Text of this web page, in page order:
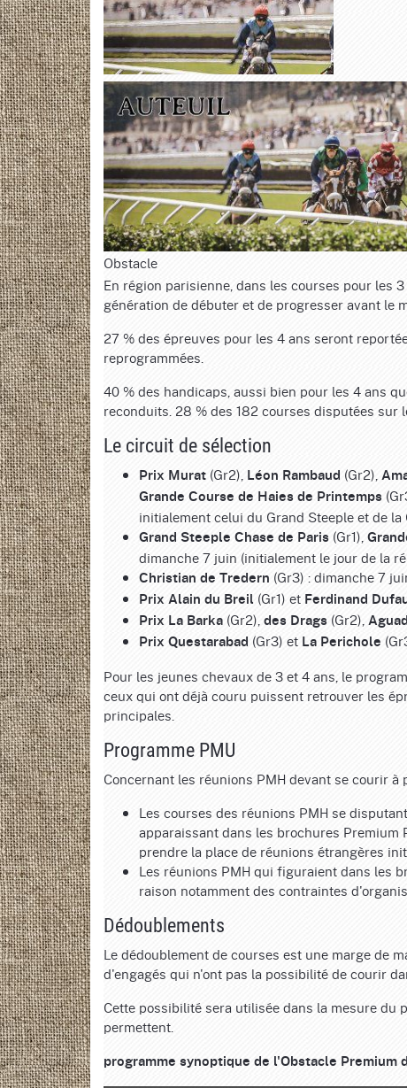
Obstacle
En région parisienne, dans les courses pour les
génération de débuter et de progresser avant le
27 % des épreuves pour les 4 ans seront
reprogrammées.
40 % des handicaps, aussi bien pour les 4 ans
reconduits. 28 % des 182 courses disputées
Le circuit de sélection
Prix Murat (Gr2), Léon Rambaud (Gr2),
Grande Course de Haies de Printemps
initialement celui du Grand Steeple et de la
Grand Steeple Chase de Paris (Gr1),
dimanche 7 juin (initialement le jour de la
Christian de Tredern (Gr3) : dimanche 7
Prix Alain du Breil (Gr1) et Ferdinand
Prix La Barka (Gr2), des Drags (Gr2),
Prix Questarabad (Gr3) et La Perichole
Pour les jeunes chevaux de 3 et 4 ans, le
ceux qui ont déjà couru puissent retrouver les
principales.
Programme PMU
Concernant les réunions PMH devant se courir
Les courses des réunions PMH se
apparaissant dans les brochures
prendre la place de réunions étrangères
Les réunions PMH qui figuraient dans les
raison notamment des contraintes
Dédoublements
Le dédoublement de courses est une marge de
d'engagés qui n'ont pas la possibilité de courir
Cette possibilité sera utilisée dans la mesure
permettent.
programme synoptique de l'Obstacle Premium